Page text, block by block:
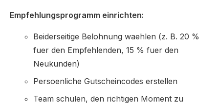
Empfehlungsprogramm einrichten:
Beiderseitige Belohnung waehlen (z. B. 20 %
fuer den Empfehlenden, 15 % fuer den
Neukunden)
Persoenliche Gutscheincodes erstellen
Team schulen, den richtigen Moment zu